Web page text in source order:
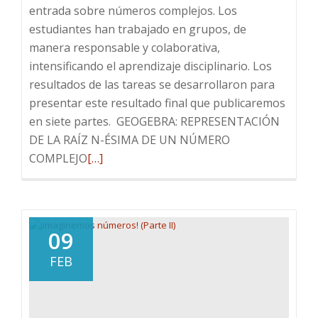
entrada sobre números complejos. Los
estudiantes han trabajado en grupos, de
manera responsable y colaborativa,
intensificando el aprendizaje disciplinario. Los
resultados de las tareas se desarrollaron para
presentar este resultado final que publicaremos
en siete partes. GEOGEBRA: REPRESENTACIÓN
DE LA RAÍZ N-ÉSIMA DE UN NÚMERO
COMPLEJOLeer
números!
[…]
09
FEB